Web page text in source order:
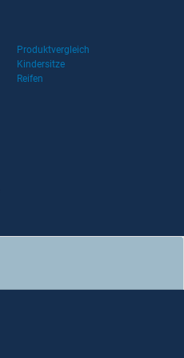
Produktvergleich
Kindersitze
Reifen